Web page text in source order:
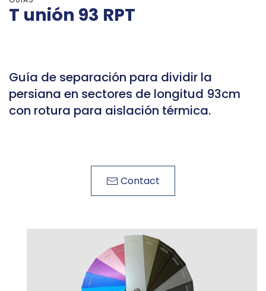
T unión 93 RPT
Guía de separación para dividir la
persiana en sectores de longitud 93cm
con rotura para aislación térmica.
Contact